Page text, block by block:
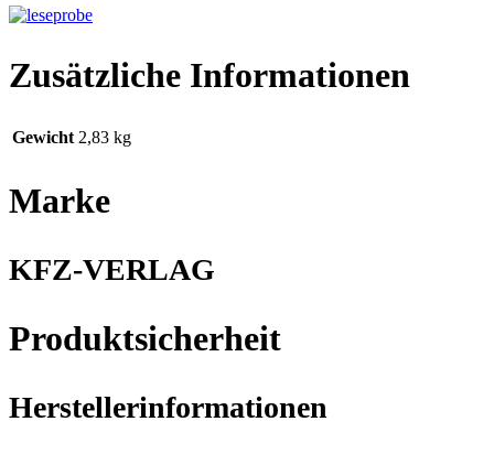
Zusätzliche Informationen
Gewicht 2,83 kg
Marke
KFZ-VERLAG
Produktsicherheit
Herstellerinformationen